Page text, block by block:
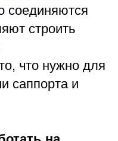
соединяются
строить
что нужно для
саппорта и